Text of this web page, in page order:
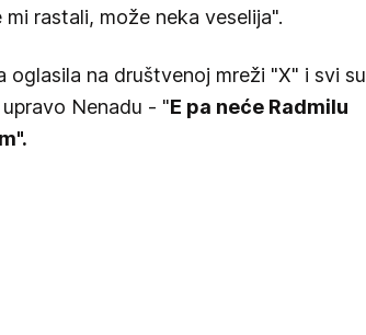
rastali, može neka veselija".
oglasila na društvenoj mreži "X" i svi su
Nenadu - "E pa neće Radmilu